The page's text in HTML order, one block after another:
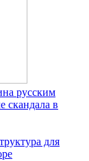
русским
скандала в
для